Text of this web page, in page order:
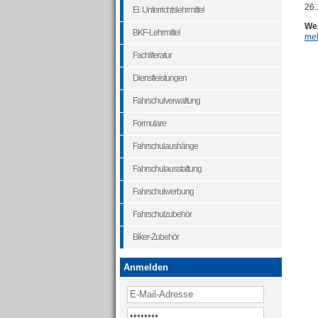
El. Unterrichtslehrmittel
BKF-Lehrmittel
Fachliteratur
Dienstleistungen
Fahrschulverwaltung
Formulare
Fahrschulaushänge
Fahrschulausstattung
Fahrschulwerbung
Fahrschulzubehör
Biker-Zubehör
Anmelden